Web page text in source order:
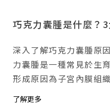
深入了解巧克力囊腫原
力囊腫是一種常見於生
形成原因為子宮內膜組
了解更多